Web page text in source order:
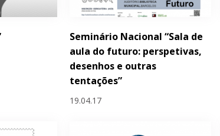
Seminário Nacional “Sala de
aula do futuro: perspetivas,
desenhos e outras
tentações”
19.04.17